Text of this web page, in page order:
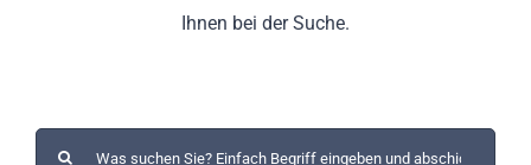
Ihnen bei der Suche.
Suche